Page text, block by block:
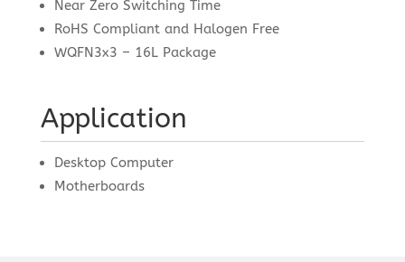
Near Zero Switching Time
RoHS Compliant and Halogen Free
WQFN3x3 – 16L Package
Application
Desktop Computer
Motherboards